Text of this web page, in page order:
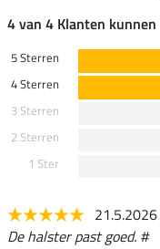
4 van 4 Klanten
5 Sterren
4 Sterren
3 Sterren
2 Sterren
1 Ster
21.5.2026
De halster past goed. #